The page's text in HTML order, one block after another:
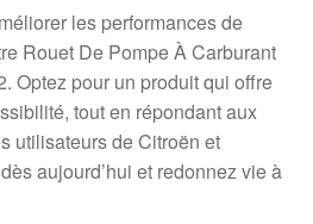
les performances de
Rouet De Pompe À Carburant
Optez pour un produit qui offre
tout en répondant aux
utilisateurs de Citroën et
aujourd’hui et redonnez vie à